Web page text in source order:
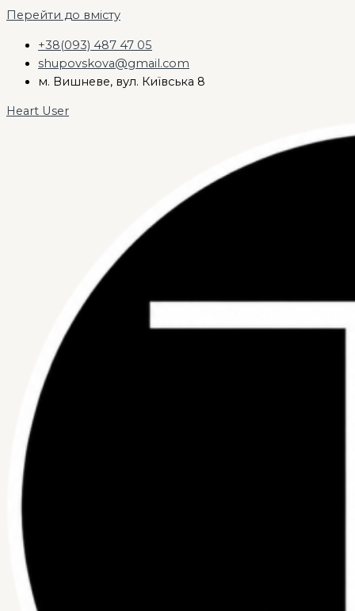
Перейти до вмісту
+38(093) 487 47 05
shupovskova@gmail.com
м. Вишневе, вул. Київська 8
Heart User